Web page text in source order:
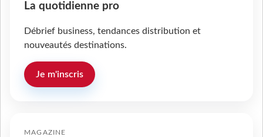
La quotidienne pro
Débrief business, tendances distribution et
nouveautés destinations.
Je m'inscris
MAGAZINE